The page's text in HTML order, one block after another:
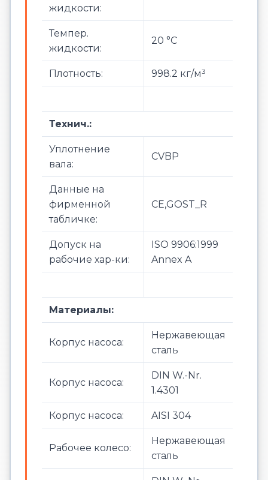
жидкости:
Темпер.
жидкости:
20 °C
Плотность: 998.2 кг/м³
Технич.:
Уплотнение
вала:
CVBP
Данные на
фирменной
табличке:
CE,GOST_R
Допуск на
рабочие хар-ки:
ISO 9906:1999
Annex A
Материалы:
Корпус насоса:
Нержавеющая
сталь
Корпус насоса:
DIN W.-Nr.
1.4301
Корпус насоса: AISI 304
Рабочее колесо:
Нержавеющая
сталь